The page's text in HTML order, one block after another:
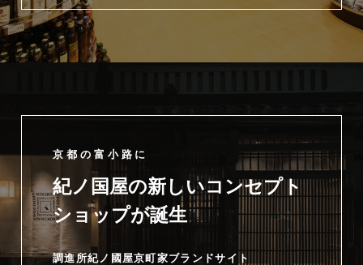
京都の富小路に
紀ノ国屋の新しいコンセプト
ショップが誕生
調進所紀ノ國屋京町家ブランドサイト